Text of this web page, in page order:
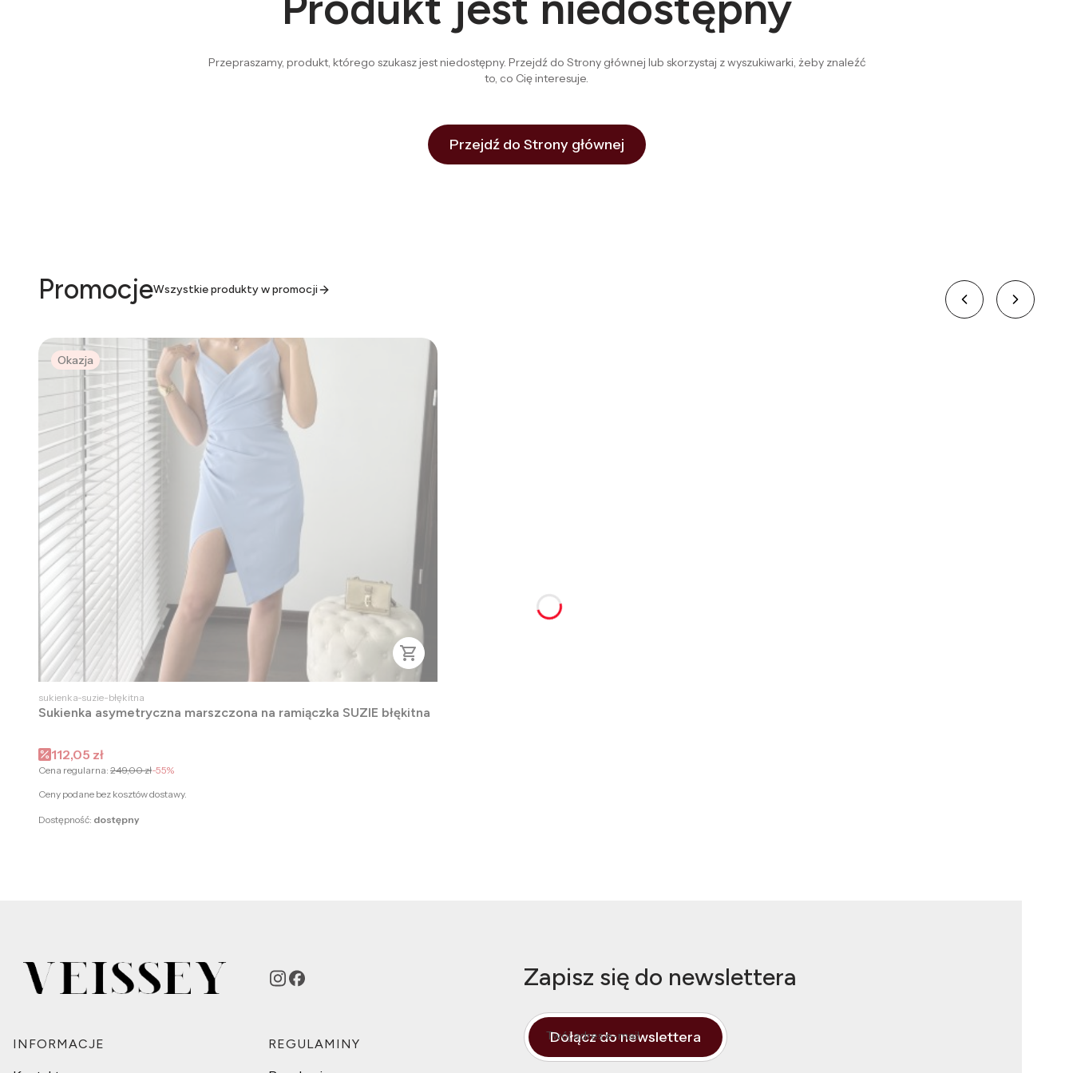
Przepraszamy, produkt, którego szukasz jest niedostępny. Przejdź do Strony głównej lub skorzystaj z wyszukiwarki, żeby znaleźć
to, co Cię interesuje.
Przejdź do Strony głównej
PromocjeWszystkie produkty w promocji
Okazja
sukienka-suzie-błękitna
Sukienka asymetryczna marszczona na ramiączka SUZIE błękitna
Cena promocyjna
112,05 zł
Cena regularna: 249,00 zł-55%
Ceny podane bez kosztów dostawy.
Dostępność: dostępny
Linki w stopce
INFORMACJE REGULAMINY
Zapisz się do newslettera
Twój adres e-mail
Dołącz do newslettera